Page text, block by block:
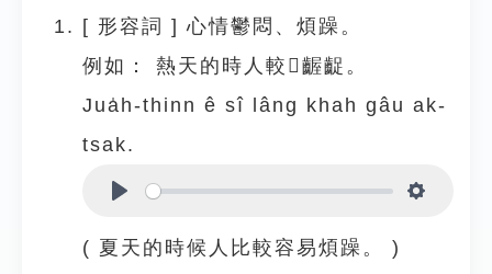
[ 形容詞 ]心情鬱悶、煩躁。
例如：
熱天的時人較𠢕齷齪。
Jua̍h-thinn ê sî lâng khah gâu ak-
tsak.
( 夏天的時候人比較容易煩躁。 )